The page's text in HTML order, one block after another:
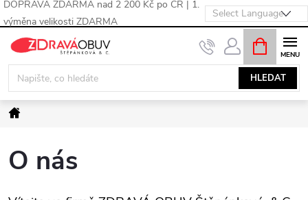
DOPRAVA ZDARMA nad 2 200 Kč po ČR | 1.
výměna velikosti ZDARMA
Přejít
obsah
HLEDAT
NÁKUPNÍ
KOŠÍK
Domů
O nás